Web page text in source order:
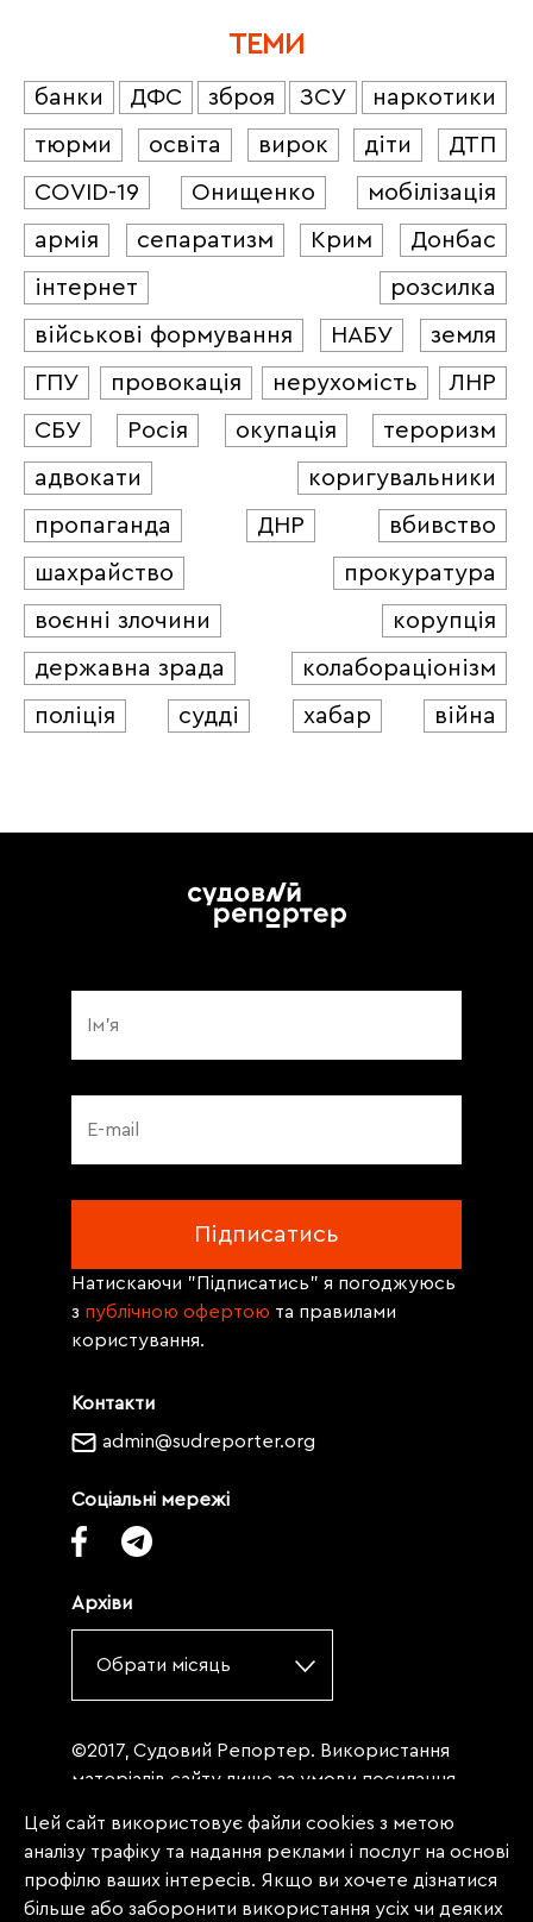
ТЕМИ
банки ДФС зброя ЗСУ
наркотики
тюрми
освіта вирок діти
ДТП
COVID-19
Онищенко
мобілізація
армія
сепаратизм Крим
Донбас
інтернет
розсилка
військові формування
НАБУ
земля
ГПУ
провокація нерухомість
ЛНР
СБУ
Росія окупація
тероризм
адвокати
коригувальники
пропаганда
ДНР
вбивство
шахрайство
прокуратура
воєнні злочини
корупція
державна зрада
колабораціонізм
поліція
судді хабар війна
Контакти
admin@sudreporter.org
Соціальні мережі
Архіви
Обрати місяць
Натискаючи "Підписатись" я погоджуюсь
з публічною офертою та правилами
користування.
©2017, Судовий Репортер. Використання
матеріалів сайту лише за умови посилання
«Судовий репортер» не нижче третього
абзацу. Матеріали, щодо яких міститься
заборона на повну републікацію
Цей сайт використовує файли cookies з метою
аналізу трафіку та надання реклами і послуг на основі
профілю ваших інтересів. Якщо ви хочете дізнатися
більше або заборонити використання усіх чи деяких